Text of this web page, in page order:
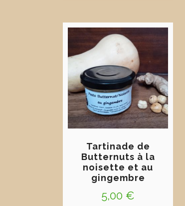
Tartinade de
Butternuts à la
noisette et au
gingembre
5,00 €